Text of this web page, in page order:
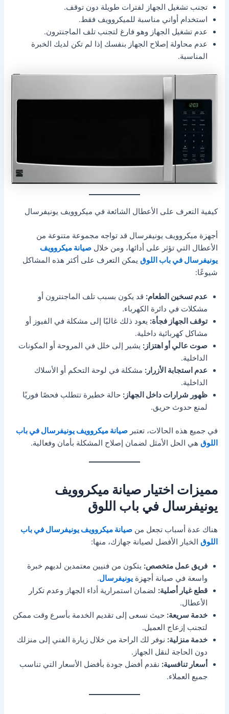
تجنب تشغيل الجهاز لفترات طويلة دون توقف.
استخدام أواني مناسبة للميكروويف فقط.
عدم تشغيل الجهاز وهو فارغ لتجنب تلف الماجنترون.
عدم محاولة إصلاح الجهاز بنفسك إذا لم تكن لديك الخبرة
المناسبة.
كيفية التعرف على الأعطال الشائعة في ميكروويف يونيفرسال
أجهزة ميكروويف يونيفرسال قد تواجه مجموعة متنوعة من
الأعطال التي تؤثر على أدائها، ومن خلالصيانة ميكروويف
يونيفرسال في باب اللوق يمكن التعرف على أكثر هذه المشاكل
شيوعًا:
عدم تسخين الطعام: قد يكون بسبب تلف الماجنترون أو
مشكلات في دائرة الكهرباء.
توقف الجهاز فجأة: يعود ذلك غالبًا إلى مشكلة في الفيوز أو
مشاكل كهربائية داخلية.
صوت عالي أو اهتزاز: يشير إلى خلل في المروحة أو المكونات
الداخلية.
عدم استجابة الأزرار: مشكلة في لوحة التحكم أو الأسلاك
الداخلية.
ظهور شرارات داخل الجهاز: حالة خطيرة تتطلب فحصًا فوريًا
لمنع حدوث حريق.
في جميع هذه الحالات، تعتبرصيانة ميكروويف يونيفرسال في باب
اللوق هي الحل الأمثل لضمان إصلاح المشكلة بأمان وفعالية.
مميزات اختيار صيانة ميكروويف
يونيفرسال في باب اللوق
هناك عدة أسباب تجعل منصيانة ميكروويف يونيفرسال في باب
اللوق الخيار الأفضل لصيانة جهازك، منها:
فريق عمل متخصص: يتكون من فنيين معتمدين لديهم خبرة
واسعة في صيانة أجهزةيونيفرسال.
قطع غيار أصلية: لضمان استمرارية أداء الجهاز وعدم تكرار
الأعطال.
خدمة سريعة: حيث نسعى إلى تقديم الخدمة بأسرع وقت ممكن
لتجنب إزعاج العميل.
خدمة منزلية: نوفر لك الراحة من خلال زيارة الفني إلى منزلك
دون الحاجة لنقل الجهاز.
أسعار تنافسية: نقدم أفضل جودة بأفضل الأسعار التي تناسب
جميع العملاء.